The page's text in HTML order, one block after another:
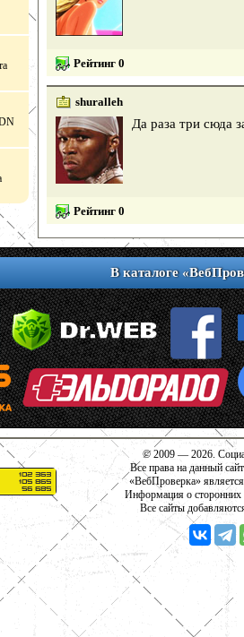
Рейтинг 0
shuralleh
Да раза три сюда
Рейтинг 0
В каталоге
© 2009 — 2026.
Все права на данный
«ВебПроверка»
Информация о сторонних
Все сайты